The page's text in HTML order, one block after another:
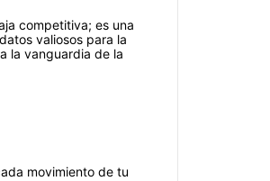
competitiva; es una
valiosos para la
la vanguardia de la
movimiento de tu